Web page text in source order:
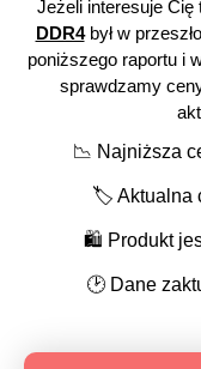
Jeżeli interesuje Cię
DDR4był w
poniższego raportu i
sprawdzamy
📉 Najniższa
🏷️ Aktualna
🛍️ Produkt
🕑 Dane